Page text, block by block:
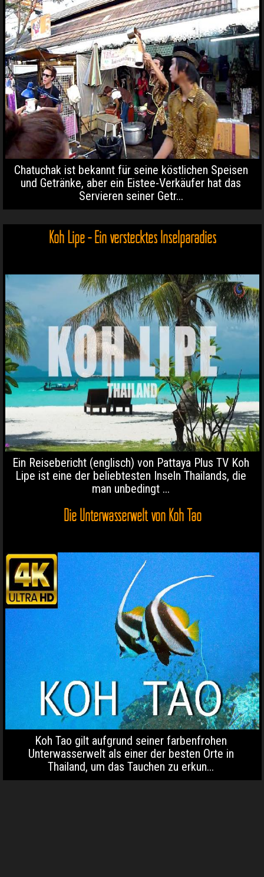
Chatuchak ist bekannt für seine köstlichen Speisen
und Getränke, aber ein Eistee-Verkäufer hat das
Servieren seiner Getr...
Koh Lipe - Ein verstecktes Inselparadies
Ein Reisebericht (englisch) von Pattaya Plus TV Koh
Lipe ist eine der beliebtesten Inseln Thailands, die
man unbedingt ...
Die Unterwasserwelt von Koh Tao
Koh Tao gilt aufgrund seiner farbenfrohen
Unterwasserwelt als einer der besten Orte in
Thailand, um das Tauchen zu erkun...